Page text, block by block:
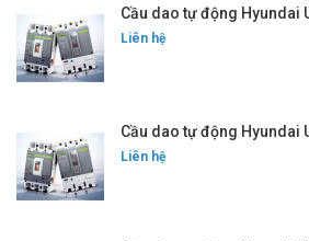
Cầu dao tự động Hyundai
Liên hệ
Cầu dao tự động Hyundai
Liên hệ